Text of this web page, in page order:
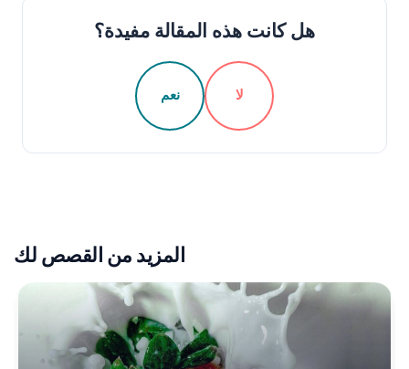
هل كانت هذه المقالة مفيدة؟
نعم لا
المزيد من القصص لك